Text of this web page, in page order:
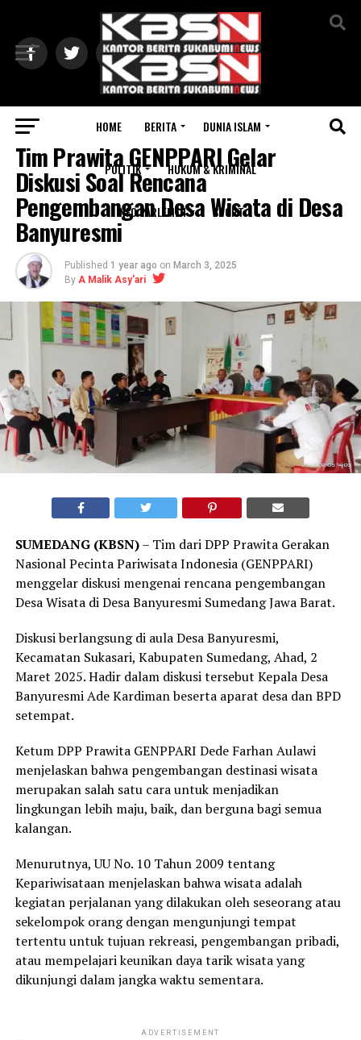
HOME BERITA DUNIA ISLAM
POLITIK HUKUM & KRIMINAL
INFO PARLEMEN SPORT
REGIONAL
Tim Prawita GENPPARI Gelar
Diskusi Soal Rencana
Pengembangan Desa Wisata di Desa
Banyuresmi
Published 1 year ago on March 3, 2025
By A Malik Asy'ari
SUMEDANG (KBSN)– Tim dari DPP Prawita Gerakan
Nasional Pecinta Pariwisata Indonesia (GENPPARI)
menggelar diskusi mengenai rencana pengembangan
Desa Wisata di Desa Banyuresmi Sumedang Jawa Barat.
Diskusi berlangsung di aula Desa Banyuresmi,
Kecamatan Sukasari, Kabupaten Sumedang, Ahad, 2
Maret 2025. Hadir dalam diskusi tersebut Kepala Desa
Banyuresmi Ade Kardiman beserta aparat desa dan BPD
setempat.
Ketum DPP Prawita GENPPARI Dede Farhan Aulawi
menjelaskan bahwa pengembangan destinasi wisata
merupakan salah satu cara untuk menjadikan
lingkungan lebih maju, baik, dan berguna bagi semua
kalangan.
Menurutnya, UU No. 10 Tahun 2009 tentang
Kepariwisataan menjelaskan bahwa wisata adalah
kegiatan perjalanan yang dilakukan oleh seseorang atau
sekelompok orang dengan mengunjungi tempat
tertentu untuk tujuan rekreasi, pengembangan pribadi,
atau mempelajari keunikan daya tarik wisata yang
dikunjungi dalam jangka waktu sementara.
ADVERTISEMENT
Exit mobile version